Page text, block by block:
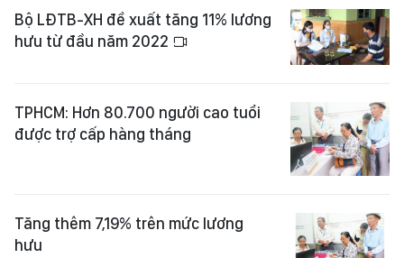
Bộ LĐTB-XH đề xuất tăng 11% lương
hưu từ đầu năm 2022
TPHCM: Hơn 80.700 người cao tuổi
được trợ cấp hàng tháng
Tăng thêm 7,19% trên mức lương
hưu